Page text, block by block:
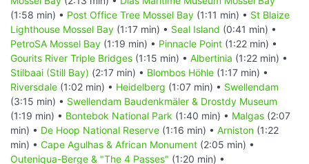
(1:58 min) • Post Office Tree Mossel Bay (1:11 min) • St Blaize
Lighthouse Mossel Bay (1:17 min) • Seal Island (0:41 min) •
PetroSA Mossel Bay (1:19 min) • Pinnacle Point (1:22 min) •
Gourits River Triple Bridges (1:15 min) • Albertinia (1:22 min) •
Stilbaai (Still Bay) (2:17 min) • Blombos Höhle (1:17 min) •
Riversdale (1:02 min) • Heidelberg (1:07 min) • Swellendam
(3:15 min) • Swellendam Baudenkmäler & Drostdy Museum
(1:19 min) • Bontebok National Park (1:40 min) • Malgas (2:07
min) • De Hoop National Reserve (1:16 min) • Arniston (1:22
min) • Cape Agulhas & African Monument (2:05 min) •
Outeniqua-Berge & "The 4 Passes" (1:20 min) •